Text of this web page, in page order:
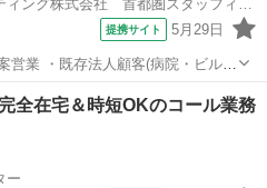
パーソルマーケティング株式会社 首都圏スタッフィング部 首都圏スタッフィング課
提携サイト 5月29日
業 ・既存法人顧客(病院・ビル・
整備・省エネ商材の提案 ・見積
注および検収 ・社内専用システム
全在宅＆時短OKのコール業務
ー